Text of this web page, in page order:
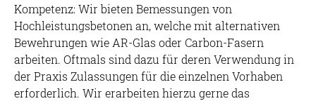
Kompetenz: Wir bieten Bemessungen von
Hochleistungsbetonen an, welche mit alternativen
Bewehrungen wie AR-Glas oder Carbon-Fasern
arbeiten. Oftmals sind dazu für deren Verwendung in
der Praxis Zulassungen für die einzelnen Vorhaben
erforderlich. Wir erarbeiten hierzu gerne das